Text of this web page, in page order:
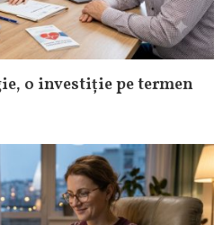
o investiție pe termen